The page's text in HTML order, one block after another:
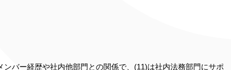
ンバー経歴や社内他部門との関係で、(11)は社内法務部門にサポ